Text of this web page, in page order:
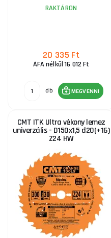
RAKTÁRON
20 335 Ft
ÁFA nélkül 16 012 Ft
db MEGVENNI
CMT ITK Ultra vékony lemez
univerzális - D150x1,5 d20(+16)
Z24 HW